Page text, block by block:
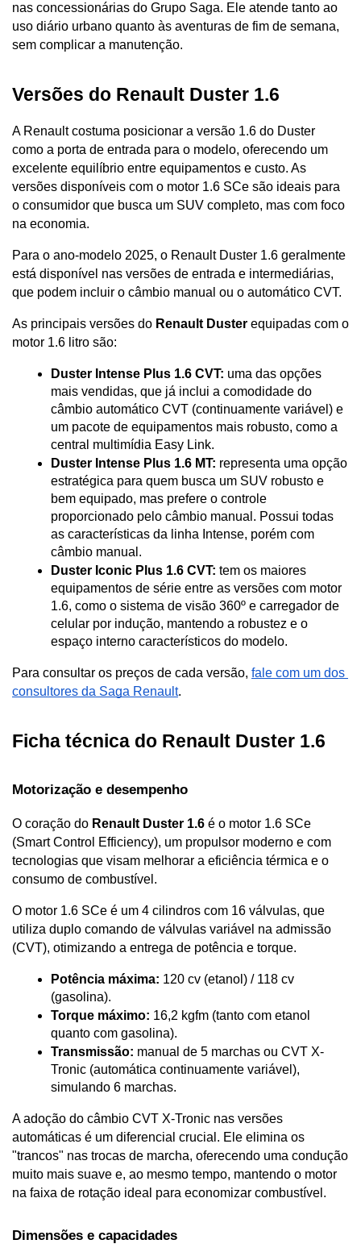
nas concessionárias do Grupo Saga. Ele atende tanto ao
uso diário urbano quanto às aventuras de fim de semana,
sem complicar a manutenção.
Versões do Renault Duster 1.6
A Renault costuma posicionar a versão 1.6 do Duster
como a porta de entrada para o modelo, oferecendo um
excelente equilíbrio entre equipamentos e custo. As
versões disponíveis com o motor 1.6 SCe são ideais para
o consumidor que busca um SUV completo, mas com foco
na economia.
Para o ano-modelo 2025, o Renault Duster 1.6 geralmente
está disponível nas versões de entrada e intermediárias,
que podem incluir o câmbio manual ou o automático CVT.
As principais versões do Renault Duster equipadas com o
motor 1.6 litro são:
Duster Intense Plus 1.6 CVT: uma das opções
mais vendidas, que já inclui a comodidade do
câmbio automático CVT (continuamente variável) e
um pacote de equipamentos mais robusto, como a
central multimídia Easy Link.
Duster Intense Plus 1.6 MT: representa uma opção
estratégica para quem busca um SUV robusto e
bem equipado, mas prefere o controle
proporcionado pelo câmbio manual. Possui todas
as características da linha Intense, porém com
câmbio manual.
Duster Iconic Plus 1.6 CVT: tem os maiores
equipamentos de série entre as versões com motor
1.6, como o sistema de visão 360º e carregador de
celular por indução, mantendo a robustez e o
espaço interno característicos do modelo.
Para consultar os preços de cada versão, fale com um dos
consultores da Saga Renault.
Ficha técnica do Renault Duster 1.6
Motorização e desempenho
O coração do Renault Duster 1.6 é o motor 1.6 SCe
(Smart Control Efficiency), um propulsor moderno e com
tecnologias que visam melhorar a eficiência térmica e o
consumo de combustível.
O motor 1.6 SCe é um 4 cilindros com 16 válvulas, que
utiliza duplo comando de válvulas variável na admissão
(CVT), otimizando a entrega de potência e torque.
Potência máxima: 120 cv (etanol) / 118 cv
(gasolina).
Torque máximo: 16,2 kgfm (tanto com etanol
quanto com gasolina).
Transmissão: manual de 5 marchas ou CVT X-
Tronic (automática continuamente variável),
simulando 6 marchas.
A adoção do câmbio CVT X-Tronic nas versões
automáticas é um diferencial crucial. Ele elimina os
"trancos" nas trocas de marcha, oferecendo uma condução
muito mais suave e, ao mesmo tempo, mantendo o motor
na faixa de rotação ideal para economizar combustível.
Dimensões e capacidades